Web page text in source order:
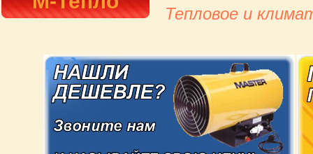
Тепловое и